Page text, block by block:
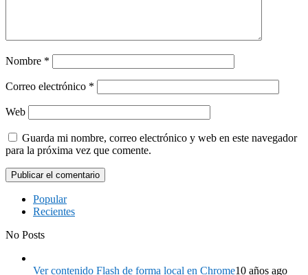
Nombre *
Correo electrónico *
Web
Guarda mi nombre, correo electrónico y web en este navegador
para la próxima vez que comente.
Popular
Recientes
No Posts
Ver contenido Flash de forma local en Chrome10 años ago